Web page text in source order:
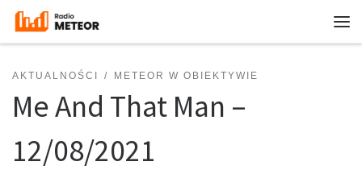
Przejdź do treści
AKTUALNOŚCI METEOR W OBIEKTYWIE
Me And That Man –
12/08/2021